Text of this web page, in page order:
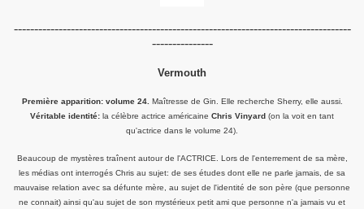
-----------------------------------------------------------------------------------
---------------
Vermouth
Première apparition: volume 24. Maîtresse de Gin. Elle recherche Sherry, elle aussi.
Véritable identité: la célèbre actrice américaine Chris Vinyard (on la voit en tant
qu'actrice dans le volume 24).
Beaucoup de mystères traînent autour de l'ACTRICE. Lors de l'enterrement de sa mère,
les médias ont interrogés Chris au sujet: de ses études dont elle ne parle jamais, de sa
mauvaise relation avec sa défunte mère, au sujet de l'identité de son père (que personne
ne connait) ainsi qu'au sujet de son mystérieux petit ami que personne n'a jamais vu et